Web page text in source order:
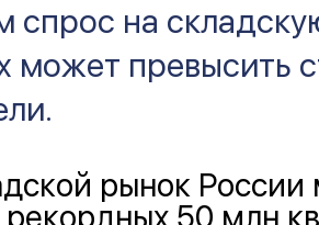
спрос на
может превысить